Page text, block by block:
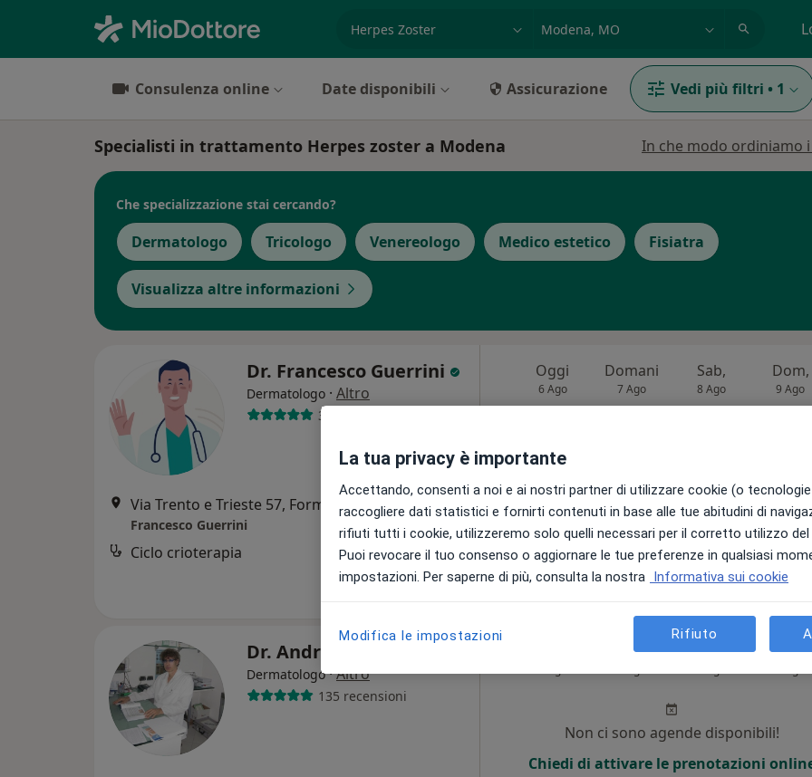
Consulenza online Date disponibili Assicurazione Vedi più filtri • 1
Specialisti in trattamento Herpes zoster a Modena In che modo ordiniamo
Che specializzazione stai cercando?
Dermatologo Tricologo Venereologo Medico estetico Fisiatra
Visualizza altre informazioni
Dr. Francesco Guerrini
Dermatologo · Altro
341 recensioni
Via Trento e Trieste 57, Formigine • Mappa
Francesco Guerrini
Ciclo crioterapia 120 €
Oggi
6 Ago
Domani
7 Ago
Sab,
8 Ago
Dom,
9 Ago
Non ci sono agende disponibili!
Chiedi di attivare le prenotazioni online
Dr. Andrea Lodi
Dermatologo·Altro
135 recensioni
Domani Sab, Dom,
Non ci sono agende disponibili!
Chiedi di attivare le prenotazioni
La tua privacy è importante
Accettando, consenti a noi e ai nostri partner di utilizzare cookie (o
raccogliere dati statistici e fornirti contenuti in base alle tue abitudini di
rifiuti tutti i cookie, utilizzeremo solo quelli necessari per il corretto utilizzo
Puoi revocare il tuo consenso o aggiornare le tue preferenze in qualsiasi
impostazioni. Per saperne di più, consulta la nostra Informativa sui cookie
Modifica le impostazioni Rifiuto